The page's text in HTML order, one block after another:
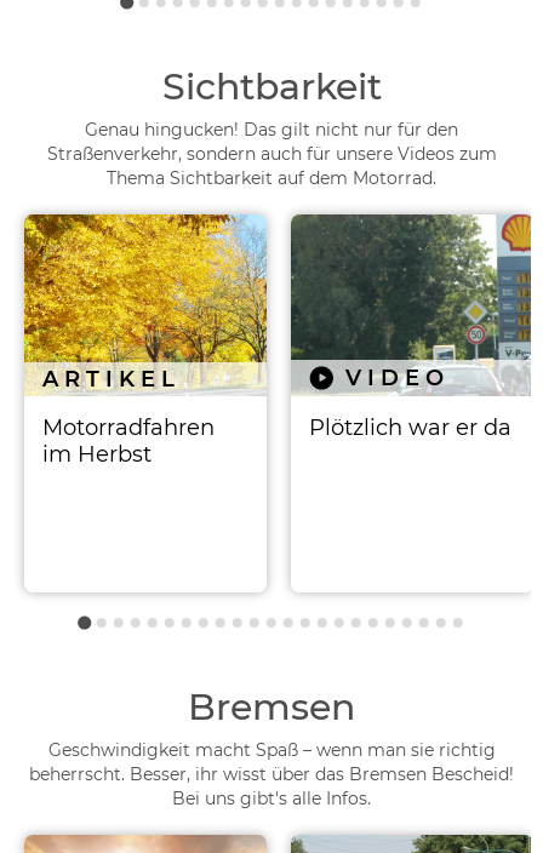
Sichtbarkeit
Genau hingucken! Das gilt nicht nur für den
Straßenverkehr, sondern auch für unsere Videos zum
Thema Sichtbarkeit auf dem Motorrad.
ARTIKEL
Motorradfahren
im Herbst
VIDEO
Plötzlich war er da
Bremsen
Geschwindigkeit macht Spaß – wenn man sie richtig
beherrscht. Besser, ihr wisst über das Bremsen Bescheid!
Bei uns gibt's alle Infos.